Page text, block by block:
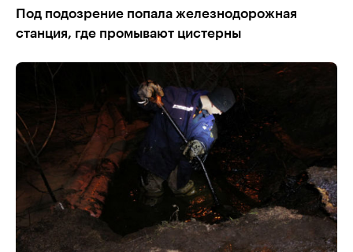
Под подозрение попала железнодорожная
станция, где промывают цистерны